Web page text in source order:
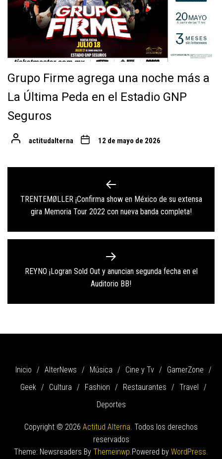
Grupo Firme agrega una noche más a
La Última Peda en el Estadio GNP
Seguros
actitudalterna 12 de mayo de 2026
entradas
Previous
post:
TRENTEMØLLER ¡Confirma show en México de su extensa
gira Memoria Tour 2022 con nueva banda completa!
Next
post:
REYNO ¡Logran Sold Out y anuncian segunda fecha en el
Auditorio BB!
Inicio AlterNews Música Cine y Tv
GamerZone
Geek
Cultura Fashion Restaurantes
Travel
Deportes
Copyright © 2026 Actitud Alterna. Todos los derechos
reservados
Theme: Newsreaders By Themeinwp. Powered by WordPress.